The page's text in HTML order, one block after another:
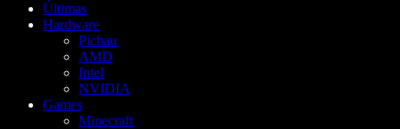
Últimas
Hardware
Pichau
AMD
Intel
NVIDIA
Games
Minecraft